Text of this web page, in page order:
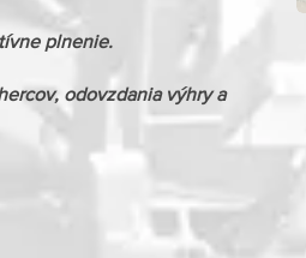
plnenie.
odovzdania výhry a